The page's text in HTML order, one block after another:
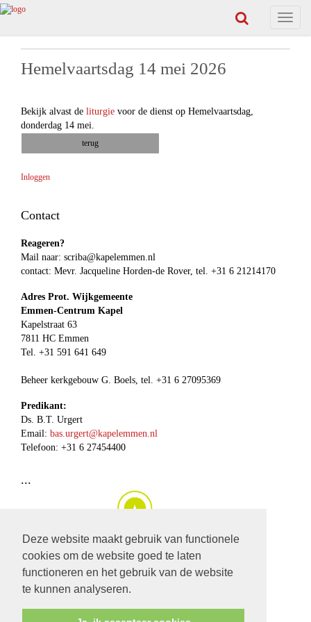
Deze website maakt gebruik van functionele
cookies om de website goed te laten
functioneren en het gebruik van de website
te kunnen analyseren.
Toggle
Hemelvaartsdag 14 mei 2026
Bekijk alvast de liturgie voor de dienst op Hemelvaartsdag,
donderdag 14 mei.
terug
Inloggen
Contact
Reageren?
Mail naar: scriba@kapelemmen.nl
contact: Mevr. Jacqueline Horden-de Rover, tel. +31 6 21214170
Adres Prot. Wijkgemeente
Emmen-Centrum Kapel
Kapelstraat 63
7811 HC Emmen
Tel. +31 591 641 649
Beheer kerkgebouw G. Boels, tel. +31 6 27095369
Predikant:
Ds. B.T. Urgert
Email: bas.urgert@kapelemmen.nl
Telefoon: +31 6 27454400
...
klik op deze linkom dehuidige dienst, of een dienst van de
afgelopen periode te beluisteren.